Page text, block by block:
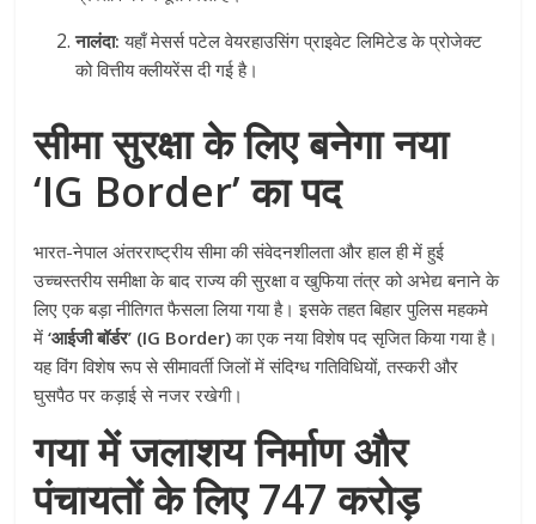
नालंदा: यहाँ मेसर्स पटेल वेयरहाउसिंग प्राइवेट लिमिटेड के प्रोजेक्ट
को वित्तीय क्लीयरेंस दी गई है।
सीमा सुरक्षा के लिए बनेगा नया
‘IG Border’ का पद
भारत-नेपाल अंतरराष्ट्रीय सीमा की संवेदनशीलता और हाल ही में हुई
उच्चस्तरीय समीक्षा के बाद राज्य की सुरक्षा व खुफिया तंत्र को अभेद्य बनाने के
लिए एक बड़ा नीतिगत फैसला लिया गया है। इसके तहत बिहार पुलिस महकमे
में‘आईजी बॉर्डर’ (IG Border)का एक नया विशेष पद सृजित किया गया है।
यह विंग विशेष रूप से सीमावर्ती जिलों में संदिग्ध गतिविधियों, तस्करी और
घुसपैठ पर कड़ाई से नजर रखेगी।
गया में जलाशय निर्माण और
पंचायतों के लिए 747 करोड़